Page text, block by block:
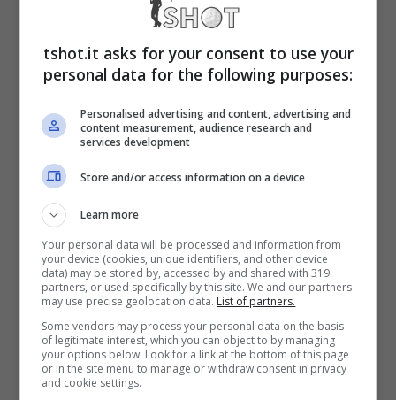
Hernandez: ci siamo
Ad avvicinare sempre piùTheo Hernandez
ai saluti c’è il discorso rinnovo di contratto,
ormai fermo da tempo. Il
voluto infatti legarsi ancora a lungo con il
terzino della nazionale francese che però
non ha accettato la proposta della squadra
rossonera.
Il contratto in scadenza nel 2026 impone al
Milan di valutare in maniera netta la cessione
dell’esterno sinistro durante la prossima
tshot.it asks for your consent to use your
personal data for the following purposes:
Personalised advertising and content, advertising and
content measurement, audience research and
services development
Store and/or access information on a device
Learn more
Your personal data will be processed and information from
your device (cookies, unique identifiers, and other device
data) may be stored by, accessed by and shared with 319
partners, or used specifically by this site. We and our partners
may use precise geolocation data. List of partners.
Some vendors may process your personal data on the basis
of legitimate interest, which you can object to by managing
your options below. Look for a link at the bottom of this page
or in the site menu to manage or withdraw consent in privacy
and cookie settings.